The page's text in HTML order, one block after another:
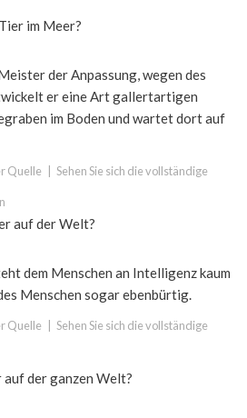
im Meer?
der Anpassung, wegen des
er eine Art gallertartigen
im Boden und wartet dort auf
Quelle Sehen Sie sich die vollständige
auf der Welt?
dem Menschen an Intelligenz kaum
Menschen sogar ebenbürtig.
Quelle Sehen Sie sich die vollständige
der ganzen Welt?